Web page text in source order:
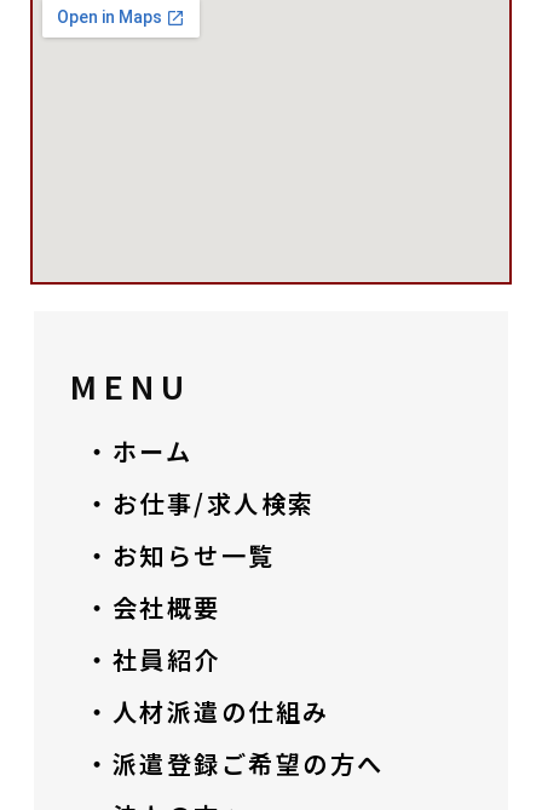
MENU
・ホーム
・お仕事/求人検索
・お知らせ一覧
・会社概要
・社員紹介
・人材派遣の仕組み
・派遣登録ご希望の方へ